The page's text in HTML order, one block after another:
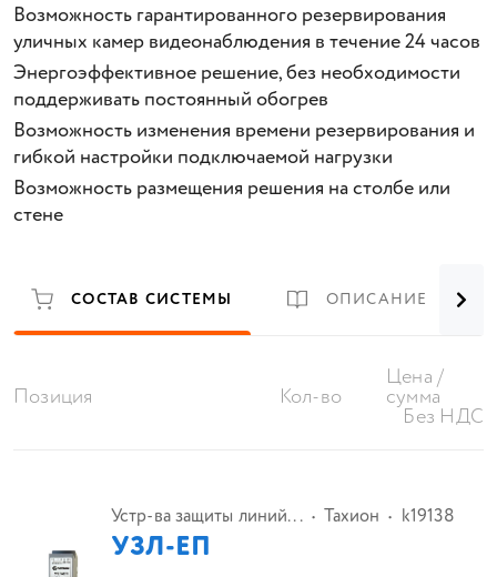
Возможность гарантированного резервирования
уличных камер видеонаблюдения в течение 24 часов
Энергоэффективное решение, без необходимости
поддерживать постоянный обогрев
Возможность изменения времени резервирования и
гибкой настройки подключаемой нагрузки
Возможность размещения решения на столбе или
стене
СОСТАВ СИСТЕМЫ ОПИСАНИЕ
Позиция Кол-во
Цена /
сумма
Без НДС
Устр-ва защиты линий... Тахион k19138
УЗЛ-ЕП